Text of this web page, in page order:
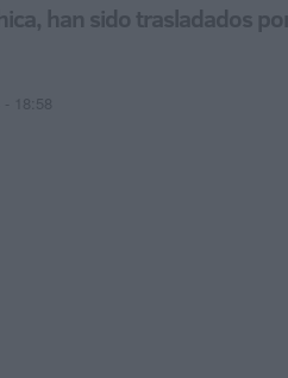
han sido trasladados
- 18:58